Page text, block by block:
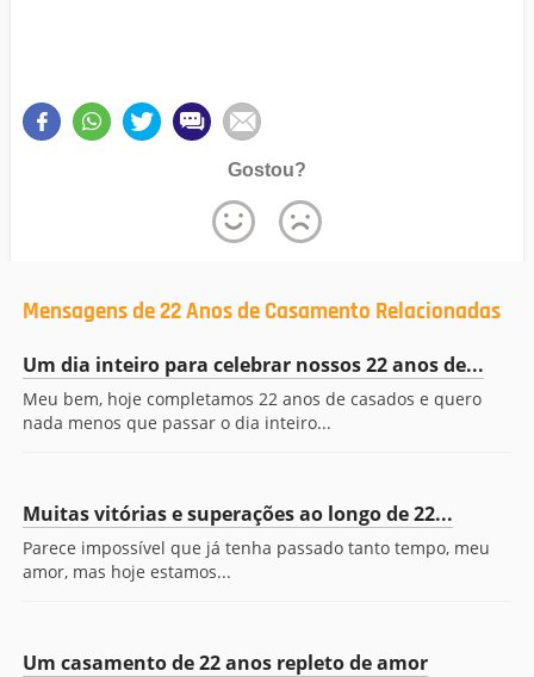
Gostou?
Mensagens de 22 Anos de Casamento Relacionadas
Um dia inteiro para celebrar nossos 22 anos de...
Meu bem, hoje completamos 22 anos de casados e quero
nada menos que passar o dia inteiro...
Muitas vitórias e superações ao longo de 22...
Parece impossível que já tenha passado tanto tempo, meu
amor, mas hoje estamos...
Um casamento de 22 anos repleto de amor